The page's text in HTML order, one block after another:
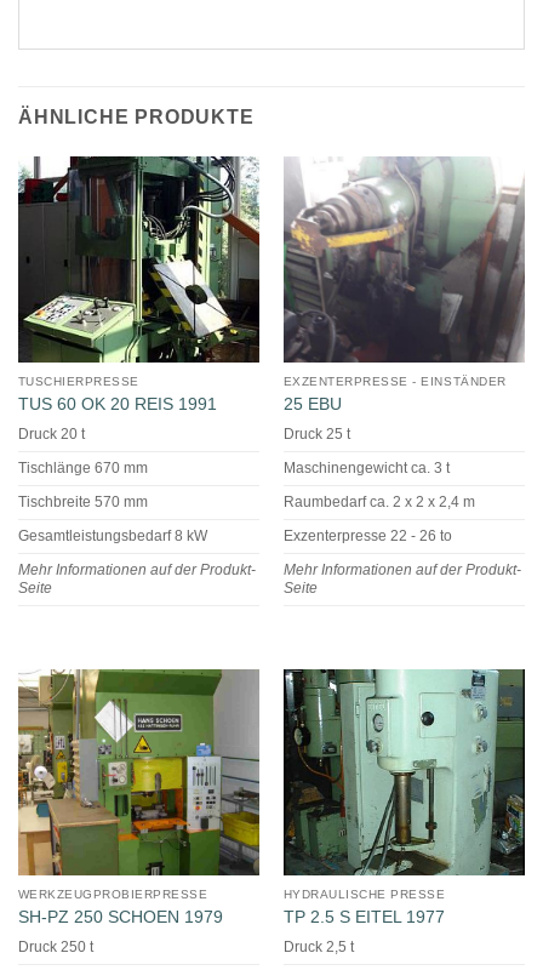
ÄHNLICHE PRODUKTE
TUSCHIERPRESSE
TUS 60 OK 20 REIS 1991
Druck 20 t
Tischlänge 670 mm
Tischbreite 570 mm
Gesamtleistungsbedarf 8 kW
Mehr Informationen auf der Produkt-
Seite
EXZENTERPRESSE - EINSTÄNDER
25 EBU
Druck 25 t
Maschinengewicht ca. 3 t
Raumbedarf ca. 2 x 2 x 2,4 m
Exzenterpresse 22 - 26 to
Mehr Informationen auf der Produkt-
Seite
WERKZEUGPROBIERPRESSE
SH-PZ 250 SCHOEN 1979
Druck 250 t
HYDRAULISCHE PRESSE
TP 2.5 S EITEL 1977
Druck 2,5 t